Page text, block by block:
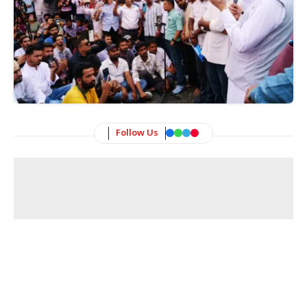
Follow Us